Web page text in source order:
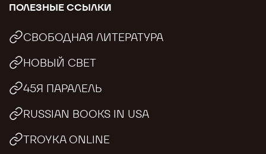
ПОЛЕЗНЫЕ ССЫЛКИ
СВОБОДНАЯ ЛИТЕРАТУРА
НОВЫЙ СВЕТ
45Я ПАРАЛЕЛЬ
RUSSIAN BOOKS IN USA
TROYKA ONLINE